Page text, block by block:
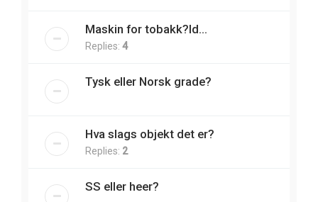
Maskin for tobakk?Id...
Replies: 4
Tysk eller Norsk grade?
Hva slags objekt det er?
Replies: 2
SS eller heer?